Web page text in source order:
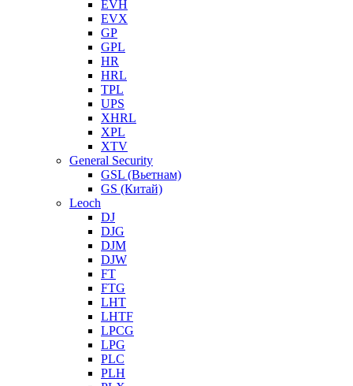
EVH
EVX
GP
GPL
HR
HRL
TPL
UPS
XHRL
XPL
XTV
General Security
GSL (Вьетнам)
GS (Китай)
Leoch
DJ
DJG
DJM
DJW
FT
FTG
LHT
LHTF
LPCG
LPG
PLC
PLH